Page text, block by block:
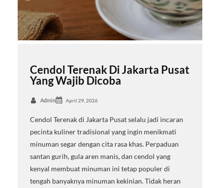
Cendol Terenak Di Jakarta Pusat
Yang Wajib Dicoba
Admin April 29, 2026
Cendol Terenak di Jakarta Pusat selalu jadi incaran
pecinta kuliner tradisional yang ingin menikmati
minuman segar dengan cita rasa khas. Perpaduan
santan gurih, gula aren manis, dan cendol yang
kenyal membuat minuman ini tetap populer di
tengah banyaknya minuman kekinian. Tidak heran